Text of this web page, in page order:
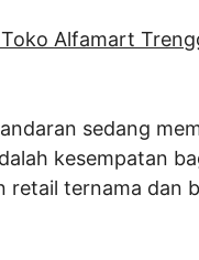
Alfamart
sedang
kesempatan
retail ternama dan